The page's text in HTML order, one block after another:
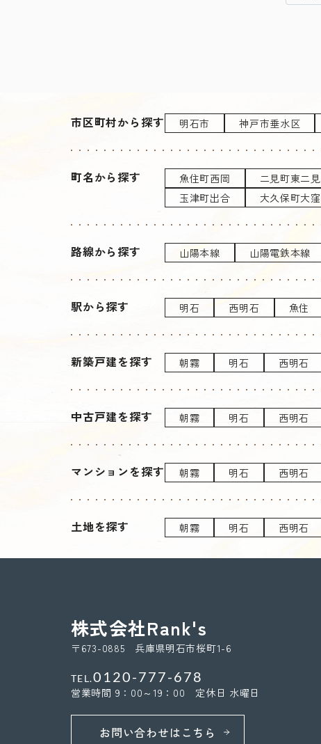
市区町村から探す 明石市 神戸市垂水区
町名から探す 魚住町西岡 二見町東二見
玉津町出合
大久保町大窪
路線から探す 山陽本線 山陽電鉄本線
駅から探す 明石 西明石 魚住
新築戸建を探す 朝霧 明石 西明石
中古戸建を探す 朝霧 明石 西明石
マンションを探す 朝霧 明石 西明石
土地を探す 朝霧 明石 西明石
株式会社Rank's
〒673-0885 兵庫県明石市桜町1-6
TEL.0120-777-678
営業時間 9：00～19：00 定休日 水曜日
お問い合わせはこちら